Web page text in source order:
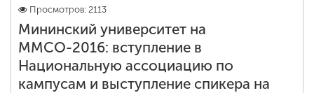
Просмотров: 2113
Мининский университет на
ММСО-2016: вступление в
Национальную ассоциацию по
кампусам и выступление спикера на